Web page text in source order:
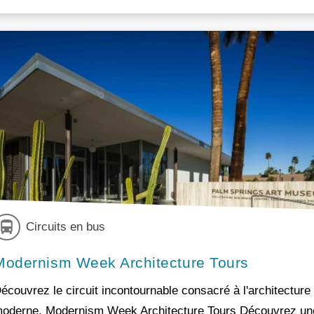
Circuits en bus
Week Architecture Tours
le circuit incontournable consacré à l'architecture
Modernism Week Architecture Tours Découvrez